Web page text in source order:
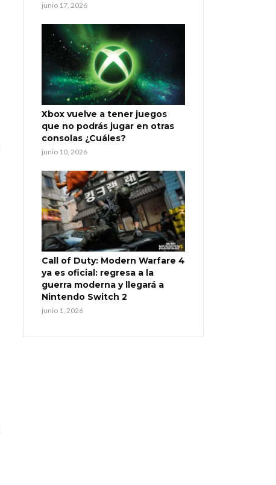
junio 17, 2026
Xbox vuelve a tener juegos
que no podrás jugar en otras
consolas ¿Cuáles?
junio 10, 2026
Call of Duty: Modern Warfare 4
ya es oficial: regresa a la
guerra moderna y llegará a
Nintendo Switch 2
junio 1, 2026